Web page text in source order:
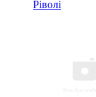
Ріволі